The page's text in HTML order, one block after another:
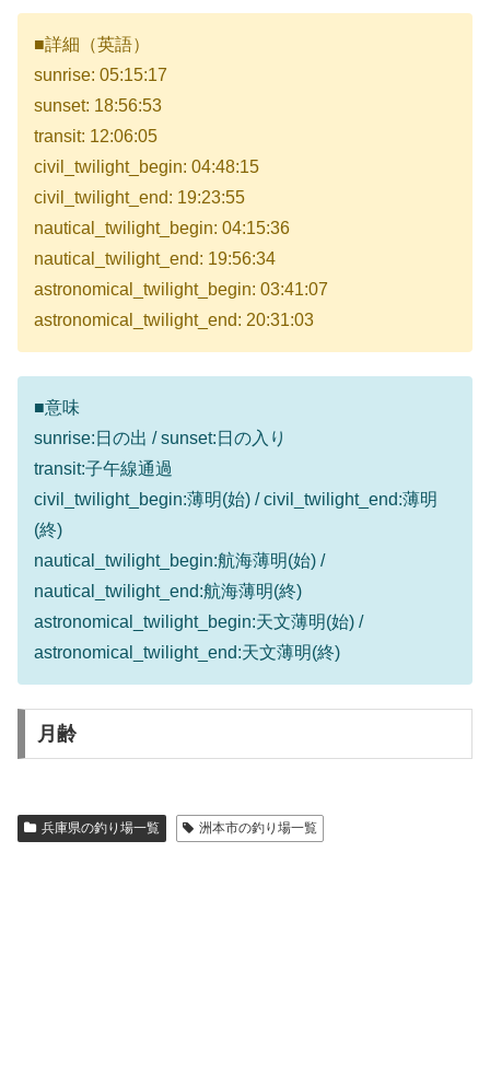
■詳細（英語）
sunrise: 05:15:17
sunset: 18:56:53
transit: 12:06:05
civil_twilight_begin: 04:48:15
civil_twilight_end: 19:23:55
nautical_twilight_begin: 04:15:36
nautical_twilight_end: 19:56:34
astronomical_twilight_begin: 03:41:07
astronomical_twilight_end: 20:31:03
■意味
sunrise:日の出 / sunset:日の入り
transit:子午線通過
civil_twilight_begin:薄明(始) / civil_twilight_end:薄明
(終)
nautical_twilight_begin:航海薄明(始) /
nautical_twilight_end:航海薄明(終)
astronomical_twilight_begin:天文薄明(始) /
astronomical_twilight_end:天文薄明(終)
月齢
兵庫県の釣り場一覧 洲本市の釣り場一覧